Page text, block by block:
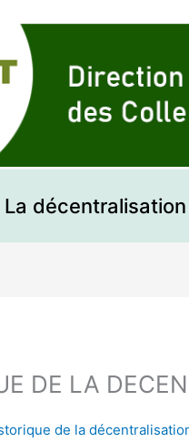
La décentralisation
DE LA
de la